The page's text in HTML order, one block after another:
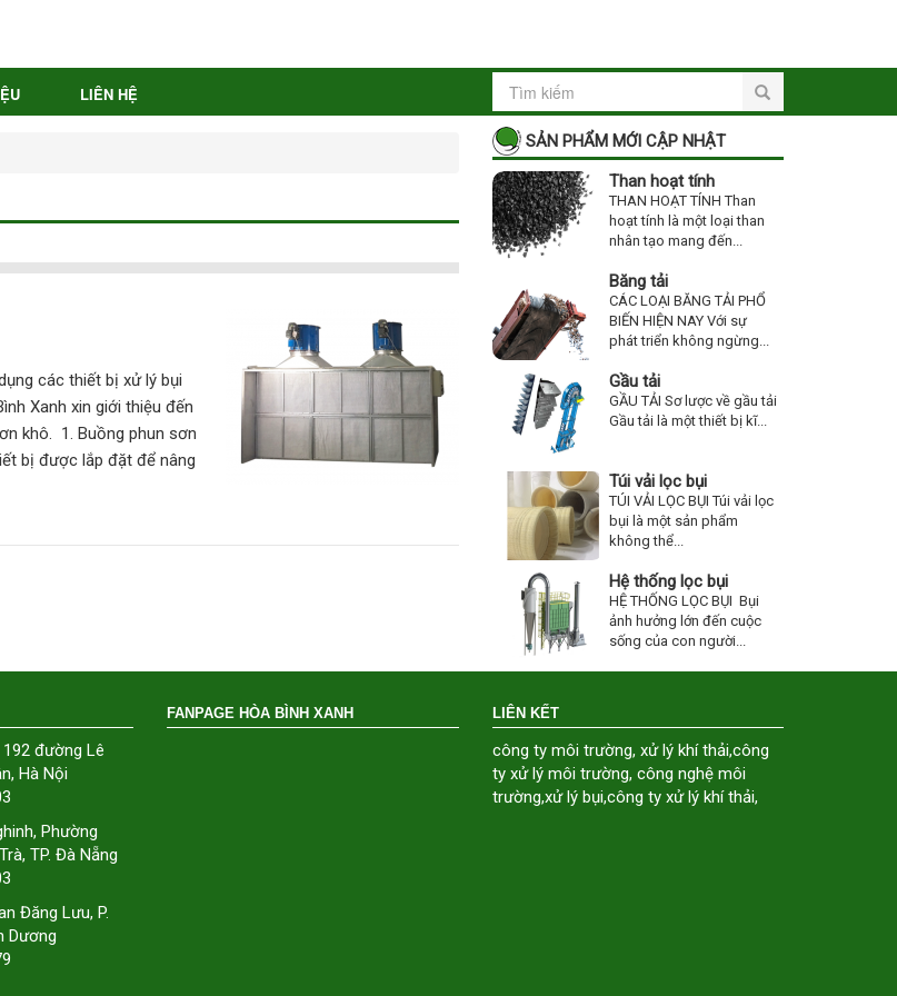
LIÊN HỆ
các thiết bị xử lý bụi
Xanh xin giới thiệu đến
khô. 1. Buồng phun sơn
bị được lắp đặt để nâng
SẢN PHẨM MỚI CẬP NHẬT
Than hoạt tính
THAN HOẠT TÍNH Than
hoạt tính là một loại than
nhân tạo mang đến...
Băng tải
CÁC LOẠI BĂNG TẢI PHỔ
BIẾN HIỆN NAY Với sự
phát triển không ngừng...
Gầu tải
GẦU TẢI Sơ lược về gầu tải
Gầu tải là một thiết bị kĩ...
Túi vải lọc bụi
TÚI VẢI LỌC BỤI Túi vải lọc
bụi là một sản phẩm
không thể...
Hệ thống lọc bụi
HỆ THỐNG LỌC BỤI Bụi
ảnh hưởng lớn đến cuộc
sống của con người...
đường Lê
Hà Nội
Phường
TP. Đà Nẵng
Đăng Lưu, P.
Dương
FANPAGE HÒA BÌNH XANH LIÊN KẾT
công ty môi trường, xử lý khí thải,công
ty xử lý môi trường, công nghệ môi
trường,xử lý bụi,công ty xử lý khí thải,